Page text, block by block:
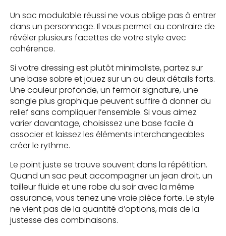
Un sac modulable réussi ne vous oblige pas à entrer
dans un personnage. Il vous permet au contraire de
révéler plusieurs facettes de votre style avec
cohérence.
Si votre dressing est plutôt minimaliste, partez sur
une base sobre et jouez sur un ou deux détails forts.
Une couleur profonde, un fermoir signature, une
sangle plus graphique peuvent suffire à donner du
relief sans compliquer l’ensemble. Si vous aimez
varier davantage, choisissez une base facile à
associer et laissez les éléments interchangeables
créer le rythme.
Le point juste se trouve souvent dans la répétition.
Quand un sac peut accompagner un jean droit, un
tailleur fluide et une robe du soir avec la même
assurance, vous tenez une vraie pièce forte. Le style
ne vient pas de la quantité d’options, mais de la
justesse des combinaisons.